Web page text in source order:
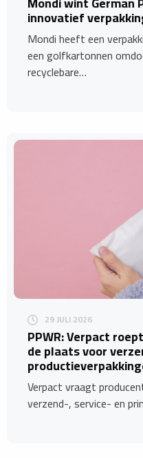
innovatief
Mondi heeft een
een golfkartonnen
recyclebare…
29 JULI 2026
PPWR: Verpact
de plaats voor
Verpact vraagt
verzend-, service- en